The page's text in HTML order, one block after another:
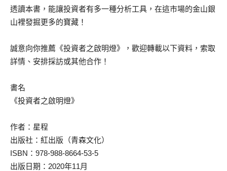
透讀本書，能讓投資者有多一種分析工具，在這市場的金山銀
山裡發掘更多的寶藏！
誠意向你推薦《投資者之啟明燈》，歡迎轉載以下資料，索取
詳情、安排採訪或其他合作！
書名
《投資者之啟明燈》
作者：星程
出版社：紅出版（青森文化）
ISBN：978-988-8664-53-5
出版日期：2020年11月